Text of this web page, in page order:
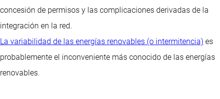
concesión de permisos y las complicaciones derivadas de la
integración en la red.
La variabilidad de las energías renovables (o intermitencia) es
probablemente el inconveniente más conocido de las energías
renovables.